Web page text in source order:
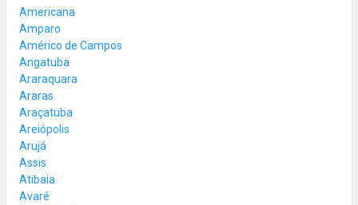
Americana
Amparo
Américo de Campos
Angatuba
Araraquara
Araras
Araçatuba
Areiópolis
Arujá
Assis
Atibaia
Avaré